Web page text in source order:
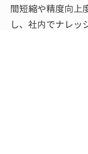
間短縮や精度向上
し、社内でナレッ